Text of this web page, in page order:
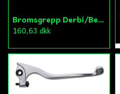
Bromsgrepp Derbi/Beta/Peugeot
160,63 dkk